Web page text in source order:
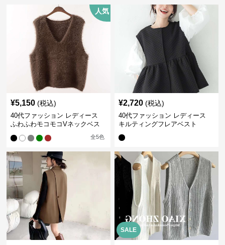
人気
¥5,150 (税込)
40代ファッション レディース
ふわふわモコモコVネックベス
全5色
¥2,720 (税込)
40代ファッション レディース
キルティングフレアベスト
SALE